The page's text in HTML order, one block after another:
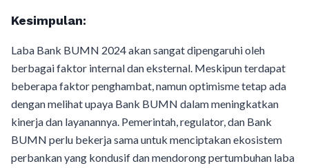
Kesimpulan:
Laba Bank BUMN 2024 akan sangat dipengaruhi oleh
berbagai faktor internal dan eksternal. Meskipun terdapat
beberapa faktor penghambat, namun optimisme tetap ada
dengan melihat upaya Bank BUMN dalam meningkatkan
kinerja dan layanannya. Pemerintah, regulator, dan Bank
BUMN perlu bekerja sama untuk menciptakan ekosistem
perbankan yang kondusif dan mendorong pertumbuhan laba